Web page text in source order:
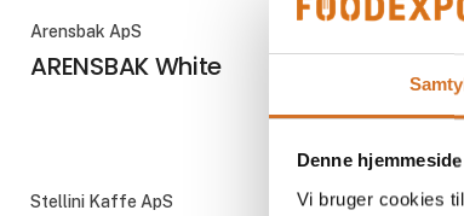
Denne
Vi bruger cookies
Arensbak ApS
ARENSBAK White
m/
Stellini Kaffe ApS